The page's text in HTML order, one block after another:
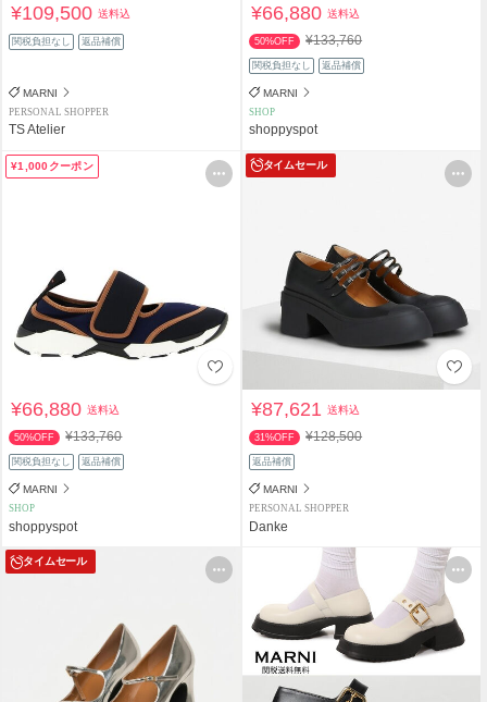
¥109,500送料込
関税負担なし 返品補償
MARNI
PERSONAL SHOPPER
TS Atelier
¥66,880送料込
50%OFF ¥133,760
関税負担なし 返品補償
MARNI
SHOP
shoppyspot
¥1,000クーポン
¥66,880送料込
50%OFF ¥133,760
関税負担なし 返品補償
MARNI
SHOP
shoppyspot
タイムセール
¥87,621送料込
31%OFF ¥128,500
返品補償
MARNI
PERSONAL SHOPPER
Danke
タイムセール